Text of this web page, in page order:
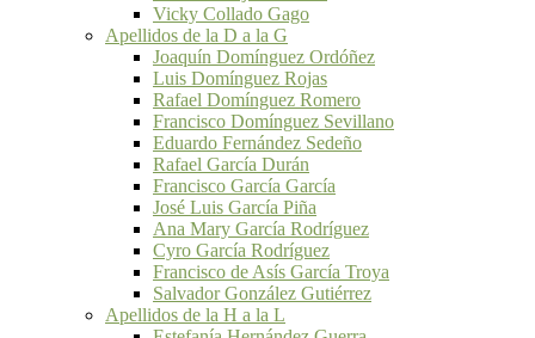
Vicky Collado Gago
Apellidos de la D a la G
Joaquín Domínguez Ordóñez
Luis Domínguez Rojas
Rafael Domínguez Romero
Francisco Domínguez Sevillano
Eduardo Fernández Sedeño
Rafael García Durán
Francisco García García
José Luis García Piña
Ana Mary García Rodríguez
Cyro García Rodríguez
Francisco de Asís García Troya
Salvador González Gutiérrez
Apellidos de la H a la L